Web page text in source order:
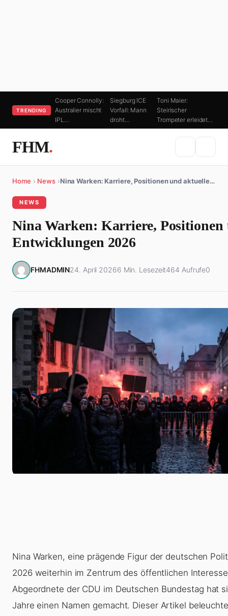
TRENDING
Cooper Connolly:
Australier mischt
IPL…
Siegburg ICE
Vorfall: Mann
droht…
Toni Maier:
Steirischer
Trompeter erleidet…
FHM.
Home › News ›Nina Warken: Karriere, Positionen und aktuelle…
NEWS
Nina Warken: Karriere, Positionen
Entwicklungen 2026
FHMADMIN24. April 20266 Min. Lesezeit464 Aufrufe0
Nina Warken, eine prägende Figur der deutschen
2026 weiterhin im Zentrum des öffentlichen
Abgeordnete der CDU im Deutschen Bundestag hat
Jahre einen Namen gemacht. Dieser Artikel